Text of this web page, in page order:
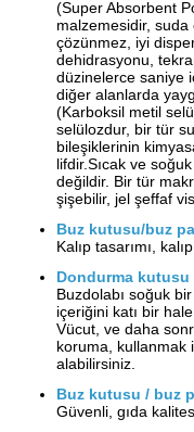
(Super Absorbent
malzemesidir,
çözünmez, iyi
dehidrasyonu,
düzinelerce saniye
diğer alanlarda
(Karboksil metil
selülozdur, bir tür
bileşiklerinin
lifdir.Sıcak ve
değildir. Bir tür
şişebilir, jel şeffaf
Buz kutusu/buz
Kalıp tasarımı,
Dondurma kutusu
Buzdolabı soğuk
içeriğini katı bir
Vücut, ve daha
koruma, kullanmak
alabilirsiniz.
Buz kutusu / buz
Güvenli, gıda